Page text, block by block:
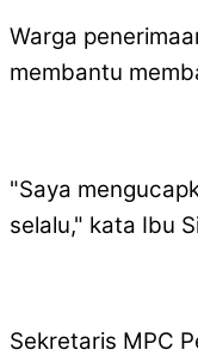
Warga
membantu
"Saya
selalu," kata Ibu
Sekretaris MPC